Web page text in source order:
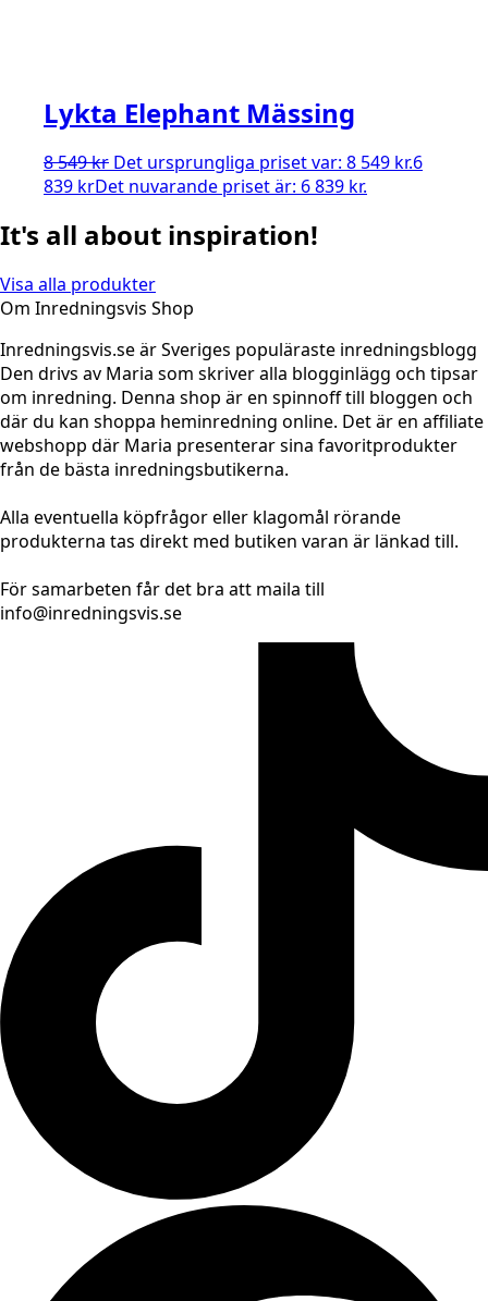
Lykta Elephant Mässing
8 549kr Det ursprungliga priset var: 8 549 kr.6
839 krDet nuvarande priset är: 6 839 kr.
It's all about inspiration!
Visa alla produkter
Om Inredningsvis Shop
Inredningsvis.se är Sveriges populäraste inredningsblogg
Den drivs av Maria som skriver alla blogginlägg och tipsar
om inredning. Denna shop är en spinnoff till bloggen och
där du kan shoppa heminredning online. Det är en affiliate
webshopp där Maria presenterar sina favoritprodukter
från de bästa inredningsbutikerna.
Alla eventuella köpfrågor eller klagomål rörande
produkterna tas direkt med butiken varan är länkad till.
För samarbeten får det bra att maila till
info@inredningsvis.se